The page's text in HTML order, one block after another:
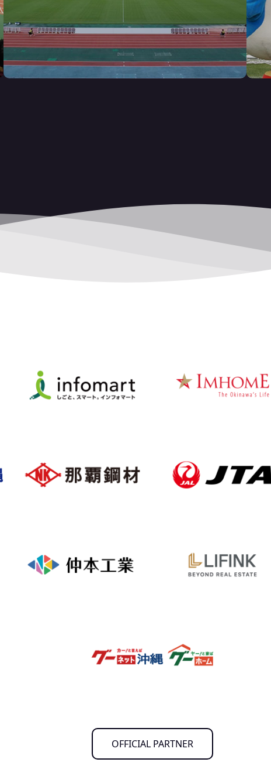
OFFICIAL PARTNER